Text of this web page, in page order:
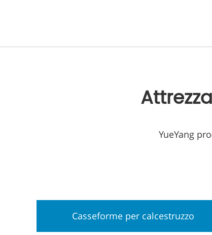
YueYang
Casseforme per calcestruzzo